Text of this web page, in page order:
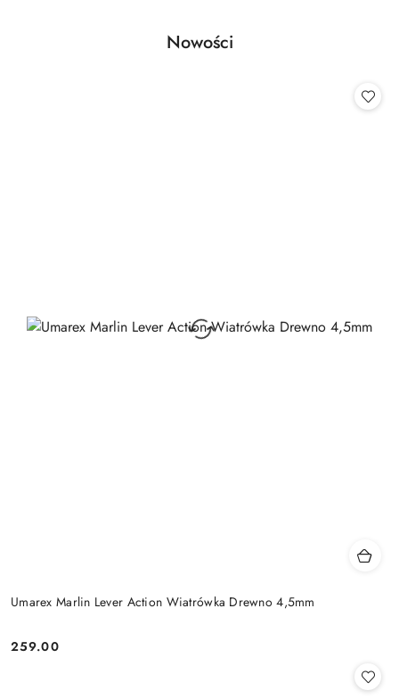
Pomiń karuzelę produktów
Produkty
Nowości
Umarex Marlin Lever Action Wiatrówka Drewno 4,5mm
Cena:
259.00